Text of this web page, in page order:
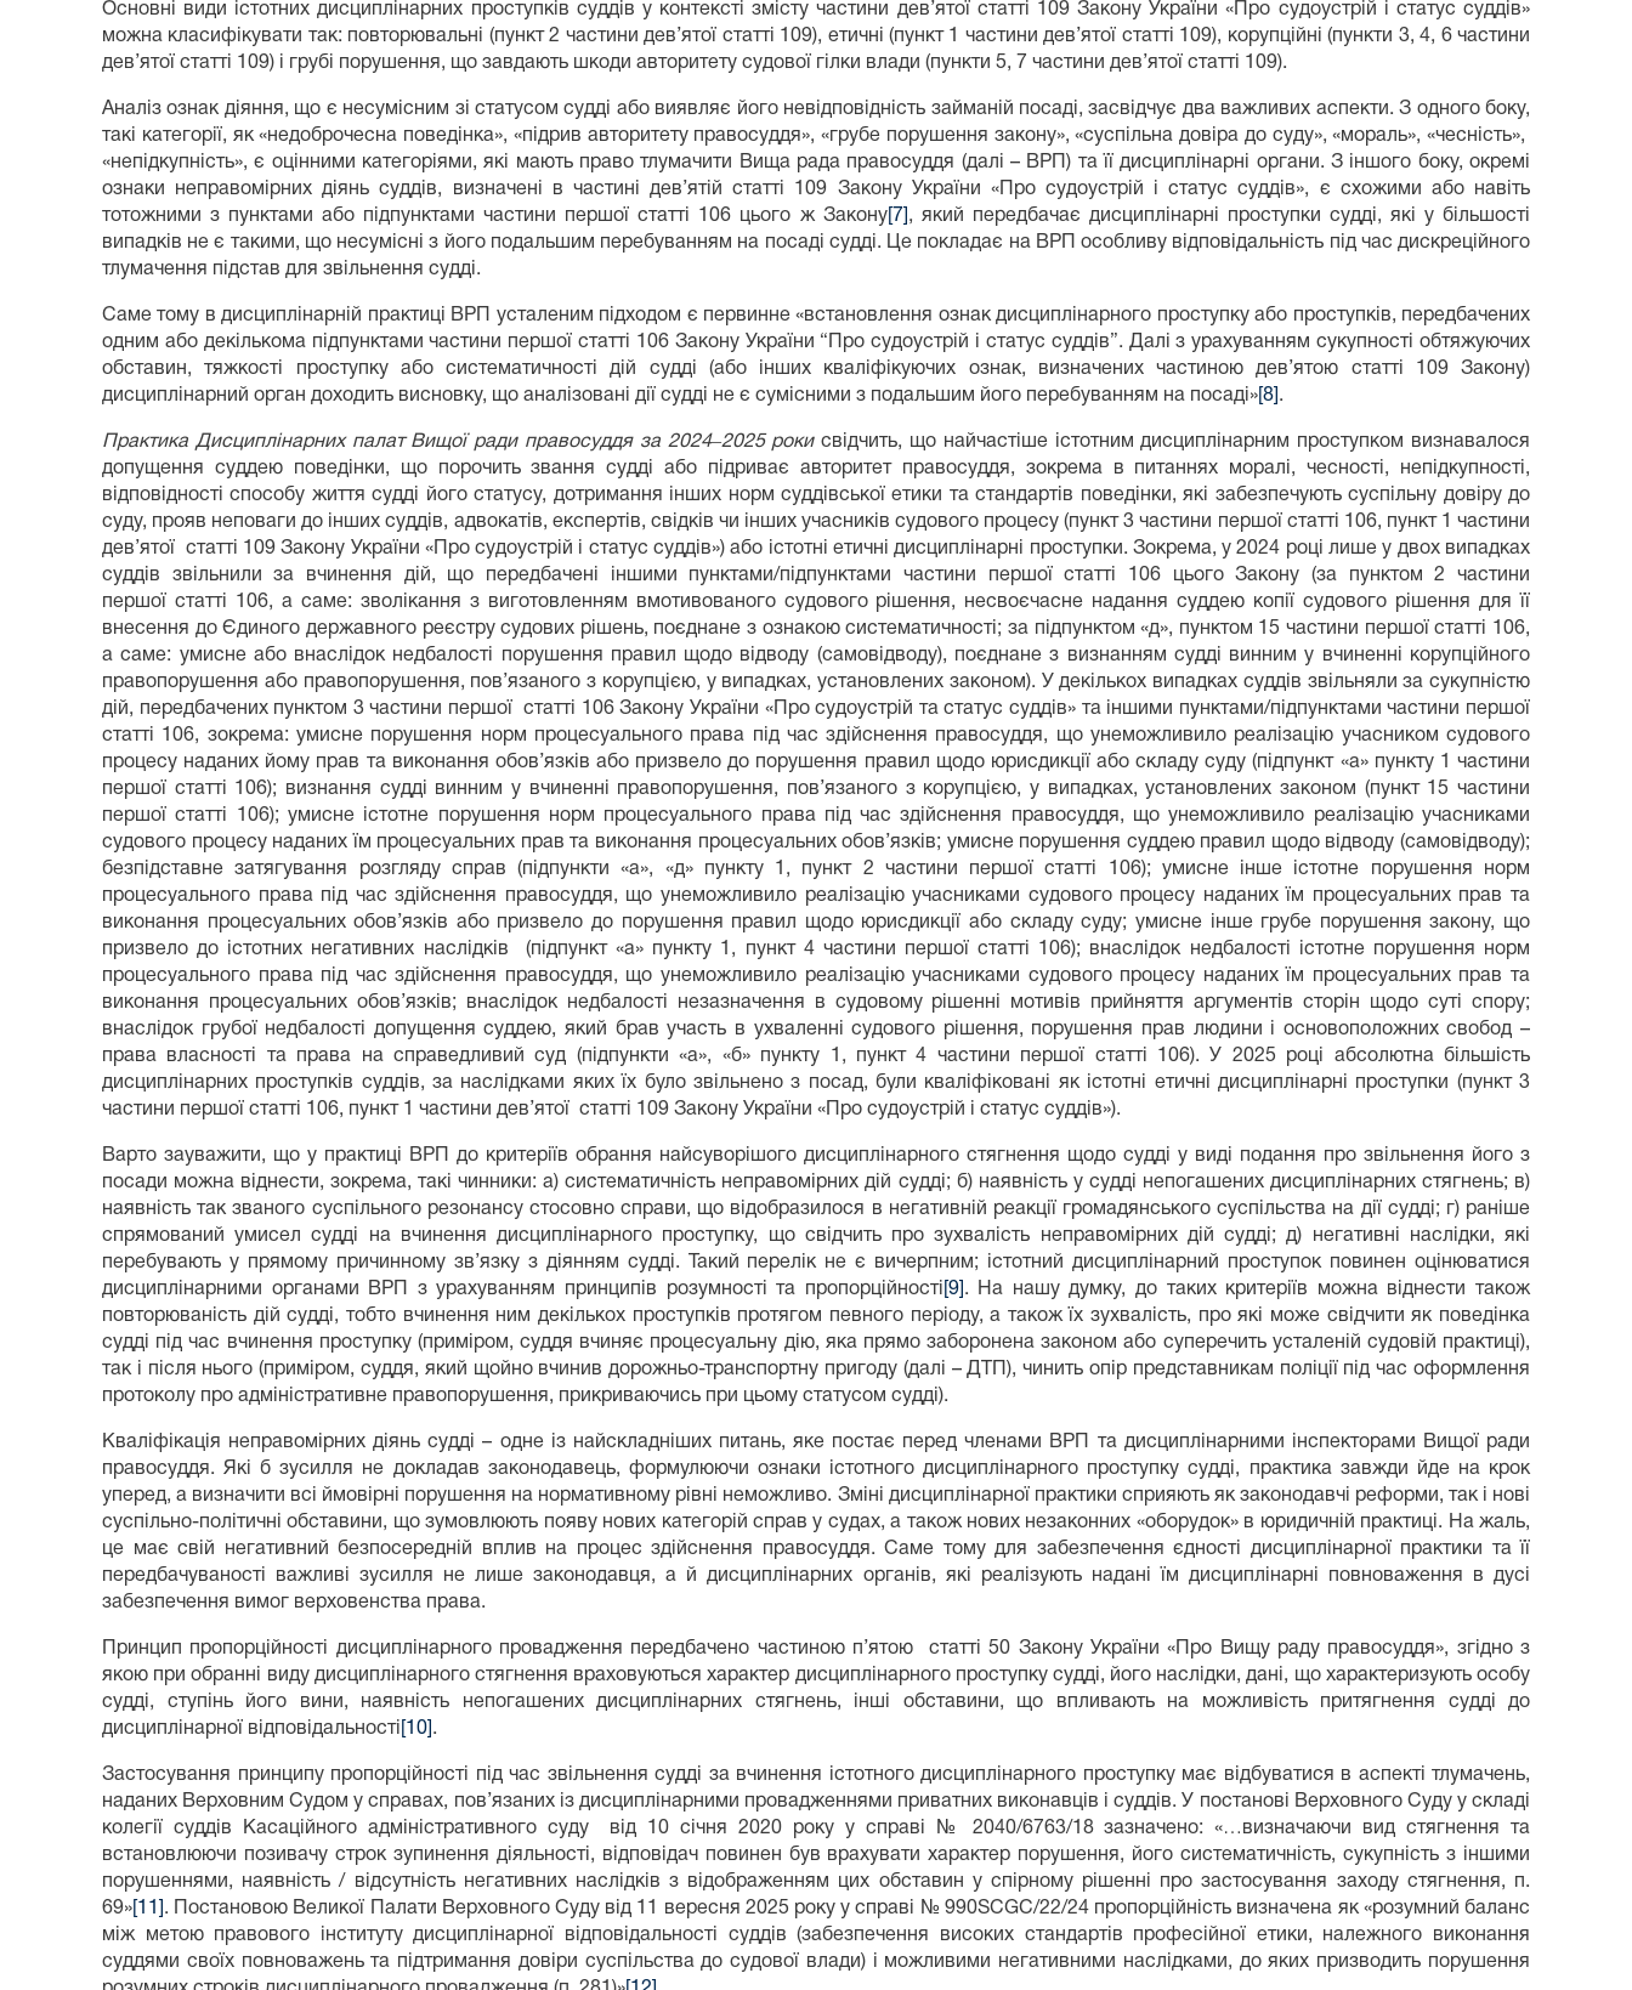
Основні види істотних дисциплінарних проступків суддів у контексті змісту частини дев’ятої статті 109 Закону України «Про судоустрій і статус суддів»
можна класифікувати так: повторювальні (пункт 2 частини дев’ятої статті 109), етичні (пункт 1 частини дев’ятої статті 109), корупційні (пункти 3, 4, 6 частини
дев’ятої статті 109) і грубі порушення, що завдають шкоди авторитету судової гілки влади (пункти 5, 7 частини дев’ятої статті 109).
Аналіз ознак діяння, що є несумісним зі статусом судді або виявляє його невідповідність займаній посаді, засвідчує два важливих аспекти. З одного боку,
такі категорії, як «недоброчесна поведінка», «підрив авторитету правосуддя», «грубе порушення закону», «суспільна довіра до суду», «мораль», «чесність»,
«непідкупність», є оцінними категоріями, які мають право тлумачити Вища рада правосуддя (далі – ВРП) та її дисциплінарні органи. З іншого боку, окремі
ознаки неправомірних діянь суддів, визначені в частині дев’ятій статті 109 Закону України «Про судоустрій і статус суддів», є схожими або навіть
тотожними з пунктами або підпунктами частини першої статті 106 цього ж Закону[7] , який передбачає дисциплінарні проступки судді, які у більшості
випадків не є такими, що несумісні з його подальшим перебуванням на посаді судді. Це покладає на ВРП особливу відповідальність під час дискреційного
тлумачення підстав для звільнення судді.
Саме тому в дисциплінарній практиці ВРП усталеним підходом є первинне «встановлення ознак дисциплінарного проступку або проступків, передбачених
одним або декількома підпунктами частини першої статті 106 Закону України “Про судоустрій і статус суддів”. Далі з урахуванням сукупності обтяжуючих
обставин, тяжкості проступку або систематичності дій судді (або інших кваліфікуючих ознак, визначених частиною дев’ятою статті 109 Закону)
дисциплінарний орган доходить висновку, що аналізовані дії судді не є сумісними з подальшим його перебуванням на посаді» [8] .
Практика Дисциплінарних палат Вищої ради правосуддя за 2024‒2025 рокисвідчить, що найчастіше істотним дисциплінарним проступком визнавалося
допущення суддею поведінки, що порочить звання судді або підриває авторитет правосуддя, зокрема в питаннях моралі, чесності, непідкупності,
відповідності способу життя судді його статусу, дотримання інших норм суддівської етики та стандартів поведінки, які забезпечують суспільну довіру до
суду, прояв неповаги до інших суддів, адвокатів, експертів, свідків чи інших учасників судового процесу (пункт 3 частини першої статті 106, пункт 1 частини
дев’ятої статті 109 Закону України «Про судоустрій і статус суддів») або істотні етичні дисциплінарні проступки. Зокрема, у 2024 році лише у двох випадках
суддів звільнили за вчинення дій, що передбачені іншими пунктами/підпунктами частини першої статті 106 цього Закону (за пунктом 2 частини
першої
статті 106, а саме: зволікання з виготовленням вмотивованого судового рішення, несвоєчасне надання суддею копії судового рішення для її
внесення до Єдиного державного реєстру судових рішень, поєднане з ознакою систематичності; за підпунктом «д», пунктом 15 частини першої статті 106,
а саме: умисне або внаслідок недбалості порушення правил щодо відводу (самовідводу), поєднане з визнанням судді винним у вчиненні корупційного
правопорушення або правопорушення, пов’язаного з корупцією, у випадках, установлених законом). У декількох випадках суддів звільняли за сукупністю
дій, передбачених пунктом 3 частини першої статті 106 Закону України «Про судоустрій та статус суддів» та іншими пунктами/підпунктами частини першої
статті 106, зокрема: умисне порушення норм процесуального права під час здійснення правосуддя, що унеможливило реалізацію учасником судового
процесу наданих йому прав та виконання обов’язків або призвело до порушення правил щодо юрисдикції або складу суду (підпункт «а» пункту 1 частини
першої статті 106); визнання судді винним у вчиненні правопорушення, пов’язаного з корупцією, у випадках, установлених законом (пункт 15 частини
першої статті 106); умисне істотне порушення норм процесуального права під час здійснення правосуддя, що унеможливило реалізацію учасниками
судового процесу наданих їм процесуальних прав та виконання процесуальних обов’язків; умисне порушення суддею правил щодо відводу (самовідводу);
безпідставне затягування розгляду справ (підпункти «а», «д» пункту 1, пункт 2 частини першої статті 106); умисне інше істотне порушення норм
процесуального права під час здійснення правосуддя, що унеможливило реалізацію учасниками судового процесу наданих їм процесуальних прав та
виконання процесуальних обов’язків або призвело до порушення правил щодо юрисдикції або складу суду; умисне інше грубе порушення закону, що
призвело до істотних негативних наслідків (підпункт «а» пункту 1, пункт 4 частини першої статті 106); внаслідок недбалості істотне порушення норм
процесуального права під час здійснення правосуддя, що унеможливило реалізацію учасниками судового процесу наданих їм процесуальних прав та
виконання процесуальних обов’язків; внаслідок недбалості незазначення в судовому рішенні мотивів прийняття аргументів сторін щодо суті спору;
внаслідок грубої недбалості допущення суддею, який брав участь в ухваленні судового рішення, порушення прав людини і основоположних свобод –
права власності та права на справедливий суд (підпункти «а», «б» пункту 1, пункт 4 частини першої статті 106). У 2025 році абсолютна більшість
дисциплінарних проступків суддів, за наслідками яких їх було звільнено з посад, були кваліфіковані як істотні етичні дисциплінарні проступки (пункт 3
частини першої статті 106, пункт 1 частини дев’ятої статті 109 Закону України «Про судоустрій і статус суддів»).
Варто зауважити, що у практиці ВРП до критеріїв обрання найсуворішого дисциплінарного стягнення щодо судді у виді подання про звільнення його з
посади можна віднести, зокрема, такі чинники: а) систематичність неправомірних дій судді; б) наявність у судді непогашених дисциплінарних стягнень; в)
наявність так званого суспільного резонансу стосовно справи, що відобразилося в негативній реакції громадянського суспільства на дії судді; г) раніше
спрямований умисел судді на вчинення дисциплінарного проступку, що свідчить про зухвалість неправомірних дій судді; д) негативні наслідки, які
перебувають у прямому причинному зв’язку з діянням судді. Такий перелік не є вичерпним; істотний дисциплінарний проступок повинен оцінюватися
дисциплінарними органами ВРП з урахуванням принципів розумності та пропорційності [9] . На нашу думку, до таких критеріїв можна віднести також
повторюваність дій судді, тобто вчинення ним декількох проступків протягом певного періоду, а також їх зухвалість, про які може свідчити як поведінка
судді під час вчинення проступку (приміром, суддя вчиняє процесуальну дію, яка прямо заборонена законом або суперечить усталеній судовій практиці),
так і після нього (приміром, суддя, який щойно вчинив дорожньо-транспортну пригоду (далі – ДТП), чинить опір представникам поліції під час оформлення
протоколу про адміністративне правопорушення, прикриваючись при цьому статусом судді).
Кваліфікація неправомірних діянь судді – одне із найскладніших питань, яке постає перед членами ВРП та дисциплінарними інспекторами Вищої ради
правосуддя. Які б зусилля не докладав законодавець, формулюючи ознаки істотного дисциплінарного проступку судді, практика завжди йде на крок
уперед, а визначити всі ймовірні порушення на нормативному рівні неможливо. Зміні дисциплінарної практики сприяють як законодавчі реформи, так і нові
суспільно-політичні обставини, що зумовлюють появу нових категорій справ у судах, а також нових незаконних «оборудок» в юридичній практиці. На жаль,
це має свій негативний безпосередній вплив на процес здійснення правосуддя. Саме тому для забезпечення єдності дисциплінарної практики та її
передбачуваності важливі зусилля не лише законодавця, а й дисциплінарних органів, які реалізують надані їм дисциплінарні повноваження в дусі
забезпечення вимог верховенства права.
Принцип пропорційності дисциплінарного провадження передбачено частиною п’ятою статті 50 Закону України «Про Вищу раду правосуддя», згідно з
якою при обранні виду дисциплінарного стягнення враховуються характер дисциплінарного проступку судді, його наслідки, дані, що характеризують особу
судді, ступінь його вини, наявність непогашених дисциплінарних стягнень, інші обставини, що впливають на можливість притягнення судді до
дисциплінарної відповідальності
[10] .
Застосування принципу пропорційності під час звільнення судді за вчинення істотного дисциплінарного проступку має відбуватися в аспекті тлумачень,
наданих Верховним Судом у справах, пов’язаних із дисциплінарними провадженнями приватних виконавців і суддів. У постанові Верховного Суду у складі
колегії суддів Касаційного адміністративного суду від 10 січня 2020 року у справі № 2040/6763/18 зазначено: «…визначаючи вид стягнення та
встановлюючи позивачу строк зупинення діяльності, відповідач повинен був врахувати характер порушення, його систематичність, сукупність з іншими
порушеннями, наявність / відсутність негативних наслідків з відображенням цих обставин у спірному рішенні про застосування заходу стягнення, п.
69»
. Постановою Великої Палати Верховного Суду від 11 вересня 2025 року у справі № 990SCGC/22/24 пропорційність визначена як «розумний баланс
між метою правового інституту дисциплінарної відповідальності суддів (забезпечення високих стандартів професійної етики, належного виконання
суддями своїх повноважень та підтримання довіри суспільства до судової влади) і можливими негативними наслідками, до яких призводить порушення